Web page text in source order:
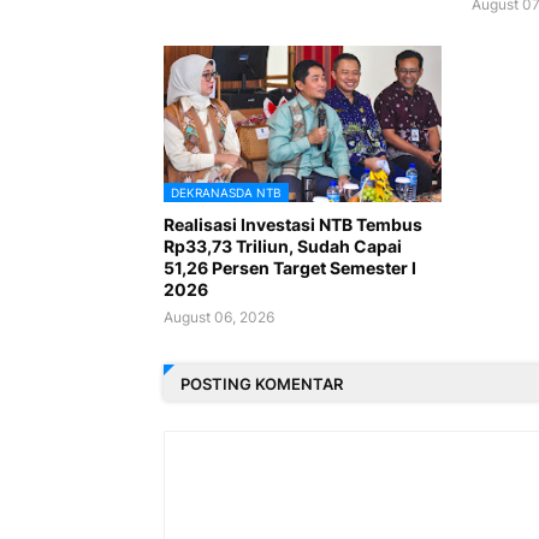
August
DEKRANASDA NTB
Realisasi Investasi NTB Tembus
Rp33,73 Triliun, Sudah Capai
51,26 Persen Target Semester I
2026
August 06, 2026
POSTING KOMENTAR